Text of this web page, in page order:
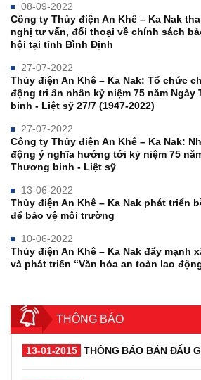
08-09-2022
Công ty Thủy điện An Khê – Ka Nak
nghị tư vấn, đối thoại về chính sách
hội tại tỉnh Bình Định
27-07-2022
Thủy điện An Khê – Ka Nak: Tổ chức
động tri ân nhân kỷ niệm 75 năm Ngày
binh - Liệt sỹ 27/7 (1947-2022)
27-07-2022
Công ty Thủy điện An Khê – Ka Nak:
động ý nghĩa hướng tới kỷ niệm 75
Thương binh - Liệt sỹ
13-06-2022
Thủy điện An Khê – Ka Nak phát triển
để bảo vệ môi trường
10-06-2022
Thủy điện An Khê – Ka Nak đẩy mạnh
và phát triển “Văn hóa an toàn lao
THÔNG BÁO
13-01-2015 THÔNG BÁO BÁN ĐẤU